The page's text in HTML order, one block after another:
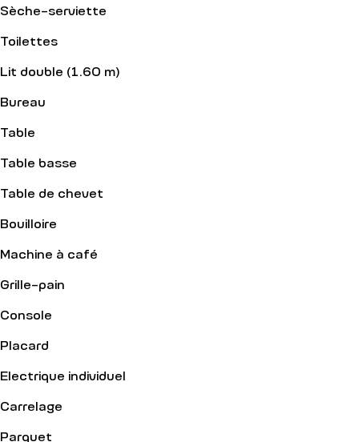
Sèche-serviette
Toilettes
Lit double (1.60 m)
Bureau
Table
Table basse
Table de chevet
Bouilloire
Machine à café
Grille-pain
Console
Placard
Electrique individuel
Carrelage
Parquet